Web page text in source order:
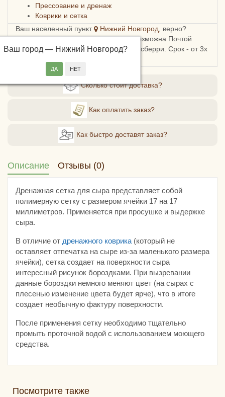
Прессование и дренаж
Коврики и сетка
Ваш населенный пункт
Нижний Новгород , верно?
Ваш город — Нижний Новгород?
Доставка в Нижегородскую область возможна Почтой
России, СДЭКом, Пятерочкой или Боксберри. Срок - от 3х
Сколько стоит доставка?
Как оплатить заказ?
Как быстро доставят заказ?
Описание Отзывы (0)
Дренажная сетка для сыра представляет собой
полимерную сетку с размером ячейки 17 на 17
миллиметров. Применяется при просушке и выдержке
сыра.
В отличие от дренажного коврика (который не
оставляет отпечатка на сыре из-за маленького размера
ячейки), сетка создает на поверхности сыра
интересный рисунок бороздками. При вызревании
данные бороздки немного меняют цвет (на сырах с
плесенью изменение цвета будет ярче), что в итоге
создает необычную фактуру поверхности.
После применения сетку необходимо тщательно
промыть проточной водой с использованием моющего
средства.
Посмотрите также